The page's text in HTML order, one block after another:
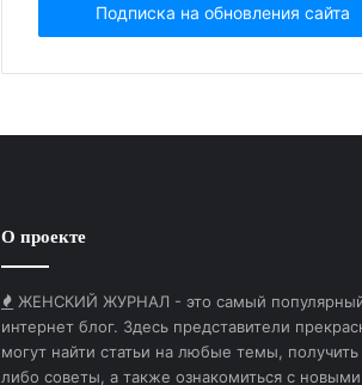
О проекте
ЖЕНСКИЙ ЖУРНАЛ - это самый
интернет блог. Здесь представители
могут найти статьи на любые темы, получить
либо советы, а также ознакомиться с новыми